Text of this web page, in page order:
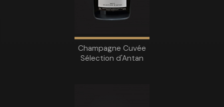
Champagne Cuvée
Sélection d'Antan